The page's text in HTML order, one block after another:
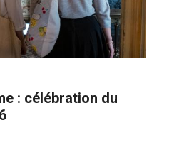
: célébration du